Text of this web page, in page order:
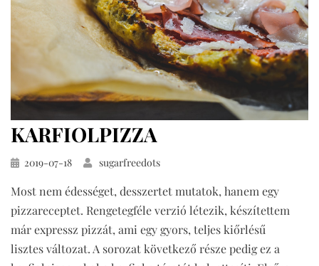
KARFIOLPIZZA
Közzétéve
2019-07-18 sugarfreedots
Most nem édességet, desszertet mutatok, hanem egy
pizzareceptet. Rengetegféle verzió létezik, készítettem
már expressz pizzát, ami egy gyors, teljes kiőrlésű
lisztes változat. A sorozat következő része pedig ez a